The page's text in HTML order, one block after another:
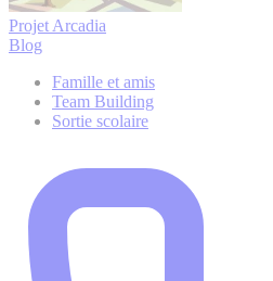
Projet Arcadia
Blog
Famille et amis
Team Building
Sortie scolaire